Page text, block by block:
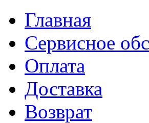
Главная
Сервисное
Оплата
Доставка
Возврат